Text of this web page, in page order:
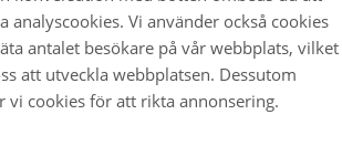
analyscookies. Vi använder också cookies
antalet besökare på vår webbplats, vilket
att utveckla webbplatsen. Dessutom
vi cookies för att rikta annonsering.